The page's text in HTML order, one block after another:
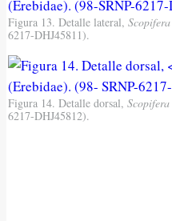
Figura 13. Detalle lateral, Scopifera
6217-DHJ45811).
Figura 14. Detalle dorsal, Scopifera
6217-DHJ45812).